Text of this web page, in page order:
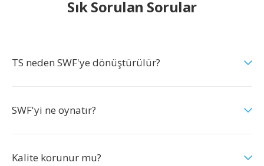
Sık Sorulan Sorular
TS neden SWF'ye dönüştürülür?
SWF'yi ne oynatır?
Kalite korunur mu?